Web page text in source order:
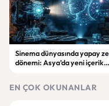
Sinema dünyasında yapay
dönemi: Asya’da yeni içerik
EN ÇOK OKUNANLAR